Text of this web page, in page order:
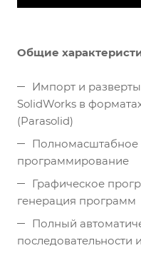
Общие
Импорт и
SolidWorks в
(Parasolid)
Полномасштабное
программирование
Графическое
генерация программ
Полный
последовательности